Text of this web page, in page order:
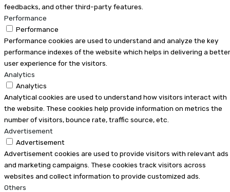
feedbacks, and other third-party features.
Performance
Performance
Performance cookies are used to understand and analyze the key
performance indexes of the website which helps in delivering a better
user experience for the visitors.
Analytics
Analytics
Analytical cookies are used to understand how visitors interact with
the website. These cookies help provide information on metrics the
number of visitors, bounce rate, traffic source, etc.
Advertisement
Advertisement
Advertisement cookies are used to provide visitors with relevant ads
and marketing campaigns. These cookies track visitors across
websites and collect information to provide customized ads.
Others